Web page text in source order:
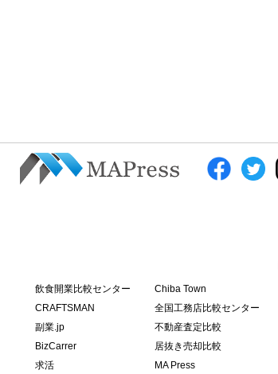
飲食開業比較センター
CRAFTSMAN
副業.jp
BizCarrer
求活
Chiba Town
全国工務店比較センター
不動産査定比較
居抜き売却比較
MA Press